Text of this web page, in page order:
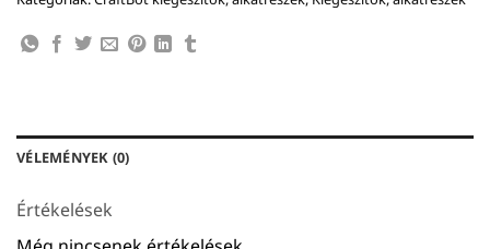
VÉLEMÉNYEK (0)
Értékelések